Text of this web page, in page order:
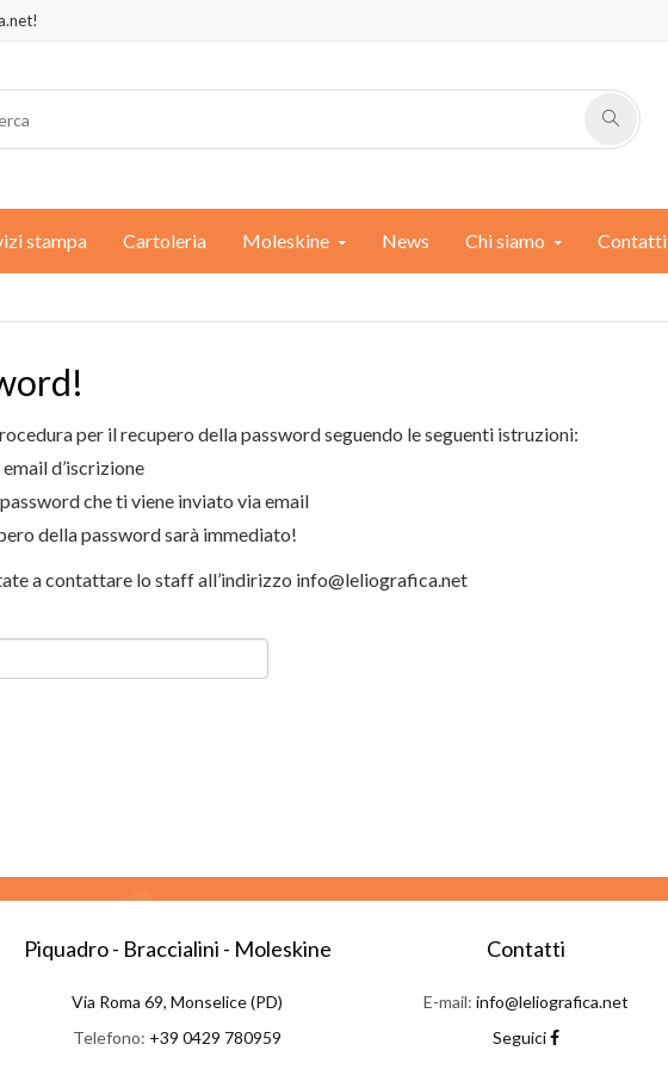
stampa Cartoleria Moleskine News Chi siamo Contatti
per il recupero della password seguendo le seguenti istruzioni:
d’iscrizione
che ti viene inviato via email
della password sarà immediato!
a contattare lo staff all’indirizzo info@leliografica.net
Piquadro - Braccialini - Moleskine
Via Roma 69, Monselice (PD)
Telefono: +39 0429 780959
Contatti
E-mail:info@leliografica.net
Seguici